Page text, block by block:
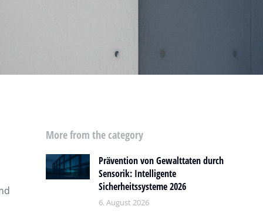
More from the category
Prävention von Gewalttaten durch
Sensorik: Intelligente
Sicherheitssysteme 2026
6. August 2026